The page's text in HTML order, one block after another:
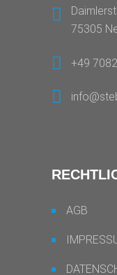
75305
+49
AGB